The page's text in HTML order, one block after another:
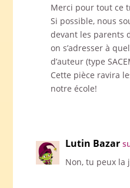
Merci pour tout ce
Si possible, nous
devant les parents
on s’adresser à
d’auteur (type
Cette pièce ravira
notre école!
Lutin Bazar
Non, tu peux la